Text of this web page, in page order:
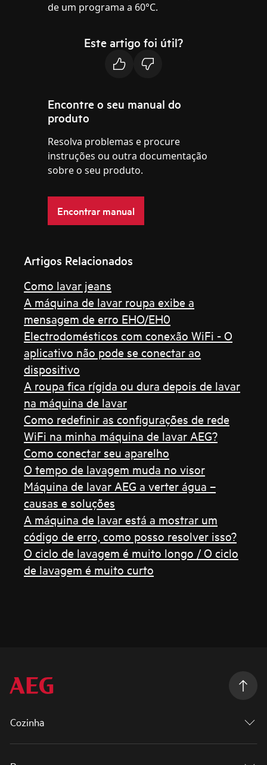
de um programa a 60°C.
Este artigo foi útil?
Encontre o seu manual do
produto
Resolva problemas e procure
instruções ou outra documentação
sobre o seu produto.
Encontrar manual
Artigos Relacionados
Como lavar jeans
A máquina de lavar roupa exibe a
mensagem de erro EHO/EH0
Electrodomésticos com conexão WiFi - O
aplicativo não pode se conectar ao
dispositivo
A roupa fica rígida ou dura depois de lavar
na máquina de lavar
Como redefinir as configurações de rede
WiFi na minha máquina de lavar AEG?
Como conectar seu aparelho
O tempo de lavagem muda no visor
Máquina de lavar AEG a verter água –
causas e soluções
A máquina de lavar está a mostrar um
código de erro, como posso resolver isso?
O ciclo de lavagem é muito longo / O ciclo
de lavagem é muito curto
Cozinha